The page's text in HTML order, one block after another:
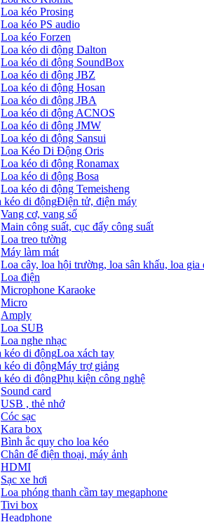
Loa kéo Prosing
Loa kéo PS audio
Loa kéo Forzen
Loa kéo di động Dalton
Loa kéo di động SoundBox
Loa kéo di động JBZ
Loa kéo di động Hosan
Loa kéo di động JBA
Loa kéo di động ACNOS
Loa kéo di động JMW
Loa kéo di động Sansui
Loa Kéo Di Động Oris
Loa kéo di động Ronamax
Loa kéo di động Bosa
Loa kéo di động Temeisheng
Điện tử, điện máy
Vang cơ, vang số
Main công suất, cục đẩy công suất
Loa treo tường
Máy làm mát
Loa cây, loa hội trường, loa sân khấu, loa gia
Loa điện
Microphone Karaoke
Micro
Amply
Loa SUB
Loa nghe nhạc
Loa xách tay
Máy trợ giảng
Phụ kiện công nghệ
Sound card
USB , thẻ nhớ
Cóc sạc
Kara box
Bình ắc quy cho loa kéo
Chân để điện thoại, máy ảnh
HDMI
Sạc xe hơi
Loa phóng thanh cầm tay megaphone
Tivi box
Headphone